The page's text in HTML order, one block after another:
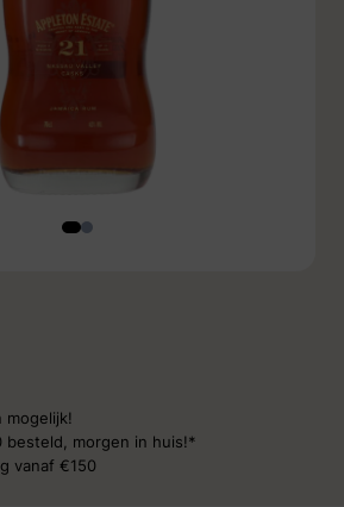
mogelijk!
besteld, morgen in huis!*
vanaf €150